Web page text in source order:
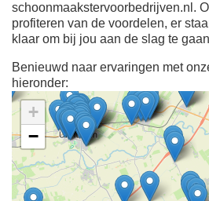
schoonmaakstervoorbedrijven.nl.
profiteren van de voordelen, er
klaar om bij jou aan de slag te
Benieuwd naar ervaringen met
hieronder:
Ontdek meer
Schoonmaakster bij
jou in de buurt
+
−